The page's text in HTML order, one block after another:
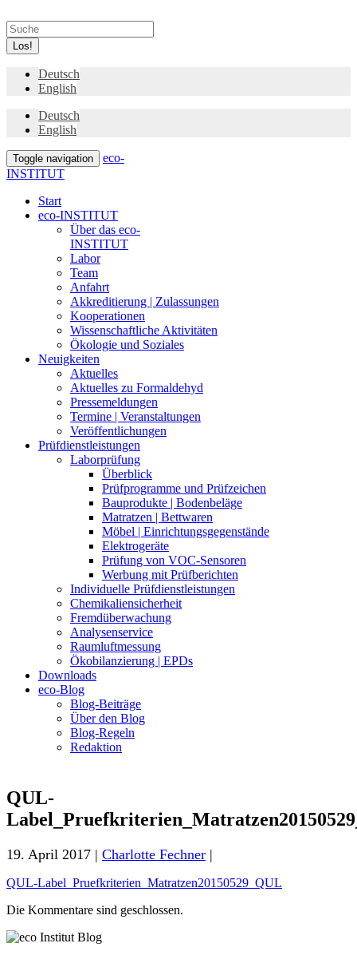
Los!
Deutsch
English
Deutsch
English
Toggle navigation
eco-
INSTITUT
Start
eco-INSTITUT
Über das eco-
INSTITUT
Labor
Team
Anfahrt
Akkreditierung | Zulassungen
Kooperationen
Wissenschaftliche Aktivitäten
Ökologie und Soziales
Neuigkeiten
Aktuelles
Aktuelles zu Formaldehyd
Pressemeldungen
Termine | Veranstaltungen
Veröffentlichungen
Prüfdienstleistungen
Laborprüfung
Überblick
Prüfprogramme und Prüfzeichen
Bauprodukte | Bodenbeläge
Matratzen | Bettwaren
Möbel | Einrichtungsgegenstände
Elektrogeräte
Prüfung von VOC-Sensoren
Werbung mit Prüfberichten
Individuelle Prüfdienstleistungen
Chemikaliensicherheit
Fremdüberwachung
Analysenservice
Raumluftmessung
Ökobilanzierung | EPDs
Downloads
eco-Blog
Blog-Beiträge
Über den Blog
Blog-Regeln
Redaktion
QUL-
19. April 2017 | Charlotte Fechner |
QUL-Label_Pruefkriterien_Matratzen20150529_QUL
Die Kommentare sind geschlossen.